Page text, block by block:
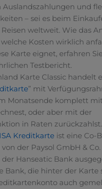
und
– sei es beim
weltweit. Wie das
welche Kosten wirklich
Karte eignet, erfahren
Testbericht.
Karte Classic handelt
” mit
Monatsende komplett
oder aber mit der
in Raten zurückzahlst.
Kreditkarte ist eine Co-
der Paysol GmbH & Co.
Hanseatic Bank
Bank, die hinter der Karte
auch